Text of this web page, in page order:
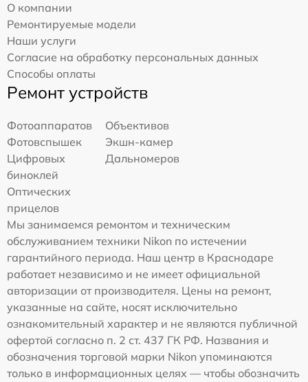
О компании
Ремонтируемые модели
Наши услуги
Согласие на обработку персональных данных
Способы оплаты
Ремонт устройств
Фотоаппаратов
Объективов
Фотовспышек
Экшн-камер
Цифровых
биноклей
Дальномеров
Оптических
прицелов
Мы занимаемся ремонтом и техническим
обслуживанием техники Nikon по истечении
гарантийного периода. Наш центр в Краснодаре
работает независимо и не имеет официальной
авторизации от производителя. Цены на ремонт,
указанные на сайте, носят исключительно
ознакомительный характер и не являются публичной
офертой согласно п. 2 ст. 437 ГК РФ. Названия и
обозначения торговой марки Nikon упоминаются
только в информационных целях — чтобы обозначить